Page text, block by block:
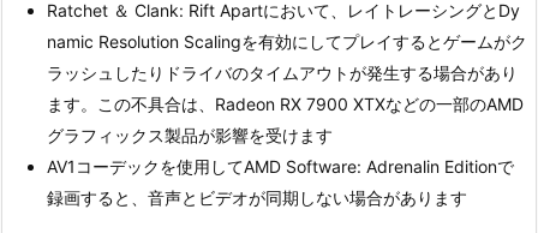
Ratchet ＆ Clank: Rift Apartにおいて、レイトレーシングとDy
namic Resolution Scalingを有効にしてプレイするとゲームがク
ラッシュしたりドライバのタイムアウトが発生する場合があり
ます。この不具合は、Radeon RX 7900 XTXなどの一部のAMD
グラフィックス製品が影響を受けます
AV1コーデックを使用してAMD Software: Adrenalin Editionで
録画すると、音声とビデオが同期しない場合があります